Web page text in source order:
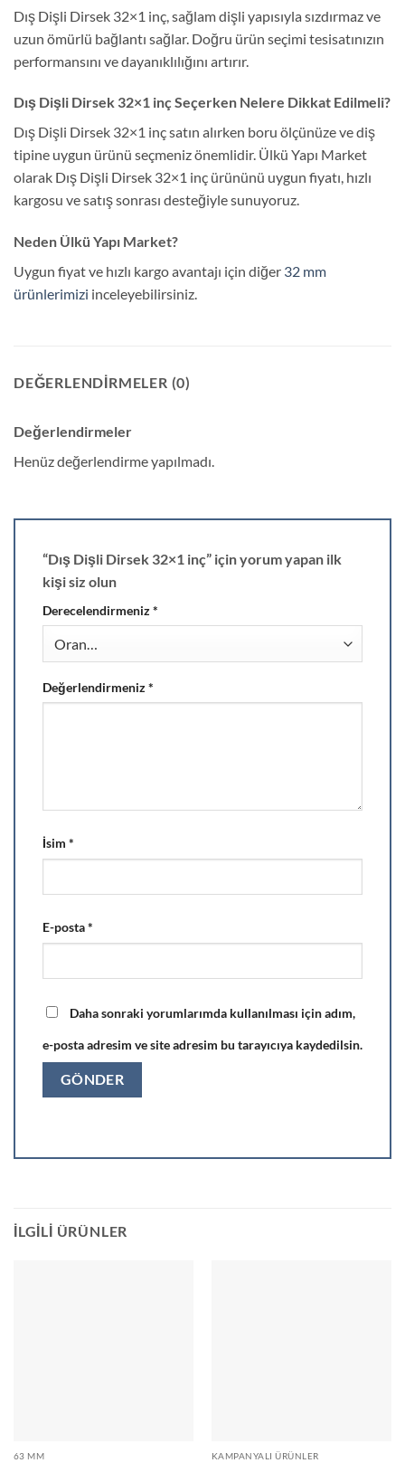
Dış Dişli Dirsek 32×1 inç, sağlam dişli yapısıyla sızdırmaz ve
uzun ömürlü bağlantı sağlar. Doğru ürün seçimi tesisatınızın
performansını ve dayanıklılığını artırır.
Dış Dişli Dirsek 32×1 inç Seçerken Nelere Dikkat Edilmeli?
Dış Dişli Dirsek 32×1 inç satın alırken boru ölçünüze ve diş
tipine uygun ürünü seçmeniz önemlidir. Ülkü Yapı Market
olarak Dış Dişli Dirsek 32×1 inç ürününü uygun fiyatı, hızlı
kargosu ve satış sonrası desteğiyle sunuyoruz.
Neden Ülkü Yapı Market?
Uygun fiyat ve hızlı kargo avantajı için diğer 32 mm
ürünlerimizi inceleyebilirsiniz.
DEĞERLENDIRMELER (0)
Değerlendirmeler
Henüz değerlendirme yapılmadı.
“Dış Dişli Dirsek 32×1 inç” için yorum yapan ilk
kişi siz olun
Derecelendirmeniz*
Değerlendirmeniz*
İsim *
E-posta*
Daha sonraki yorumlarımda kullanılması için adım,
e-posta adresim ve site adresim bu tarayıcıya kaydedilsin.
İLGILI ÜRÜNLER
63 MM KAMPANYALI ÜRÜNLER